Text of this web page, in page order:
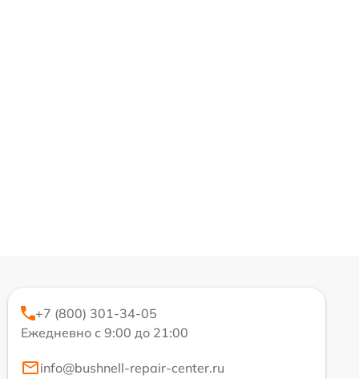
+7 (800) 301-34-05
Ежедневно с 9:00 до 21:00
info@bushnell-repair-center.ru